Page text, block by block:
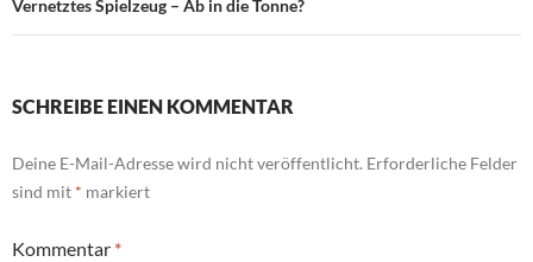
Vernetztes Spielzeug – Ab in die Tonne?
SCHREIBE EINEN KOMMENTAR
Deine E-Mail-Adresse wird nicht veröffentlicht. Erforderliche Felder
sind mit * markiert
Kommentar *